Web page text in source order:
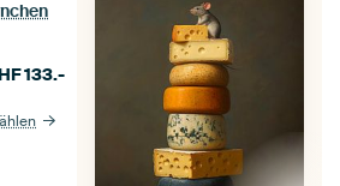
133.-